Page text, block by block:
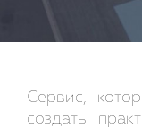
Сервис,
создать